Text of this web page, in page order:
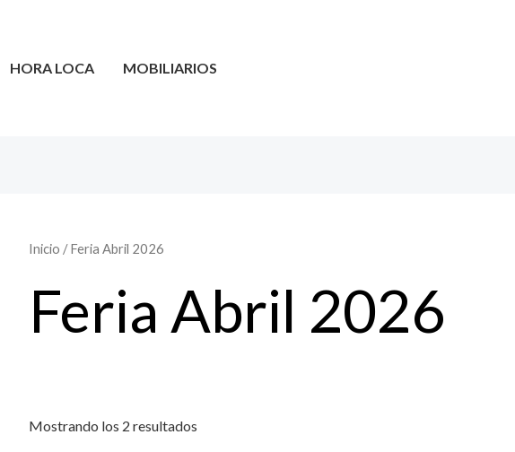
HORA LOCA MOBILIARIOS
Inicio / Feria Abril 2026
Feria Abril 2026
Mostrando los 2 resultados